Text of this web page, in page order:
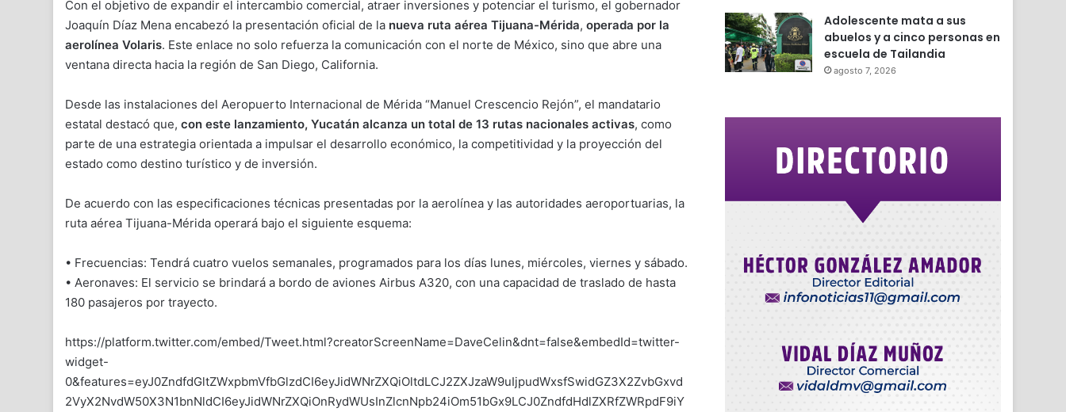
Con el objetivo de expandir el intercambio comercial, atraer inversiones y potenciar el turismo, el gobernador
Joaquín Díaz Mena encabezó la presentación oficial de la nueva ruta aérea Tijuana-Mérida, operada por la
aerolínea Volaris. Este enlace no solo refuerza la comunicación con el norte de México, sino que abre una
ventana directa hacia la región de San Diego, California.
Desde las instalaciones del Aeropuerto Internacional de Mérida “Manuel Crescencio Rejón”, el mandatario
estatal destacó que,con este lanzamiento, Yucatán alcanza un total de 13 rutas nacionales activas, como
parte de una estrategia orientada a impulsar el desarrollo económico, la competitividad y la proyección del
estado como destino turístico y de inversión.
De acuerdo con las especificaciones técnicas presentadas por la aerolínea y las autoridades aeroportuarias, la
ruta aérea Tijuana-Mérida operará bajo el siguiente esquema:
• Frecuencias: Tendrá cuatro vuelos semanales, programados para los días lunes, miércoles, viernes y sábado.
• Aeronaves: El servicio se brindará a bordo de aviones Airbus A320, con una capacidad de traslado de hasta
180 pasajeros por trayecto.
https://platform.twitter.com/embed/Tweet.html?creatorScreenName=DaveCelin&dnt=false&embedId=twitter-
widget-
0&features=eyJ0ZndfdGltZWxpbmVfbGlzdCI6eyJidWNrZXQiOltdLCJ2ZXJzaW9uIjpudWxsfSwidGZ3X2ZvbGxvd
2VyX2NvdW50X3N1bnNldCI6eyJidWNrZXQiOnRydWUsInZlcnNpb24iOm51bGx9LCJ0ZndfdHdlZXRfZWRpdF9iY
Adolescente mata a sus
abuelos y a cinco personas en
escuela de Tailandia
agosto 7, 2026